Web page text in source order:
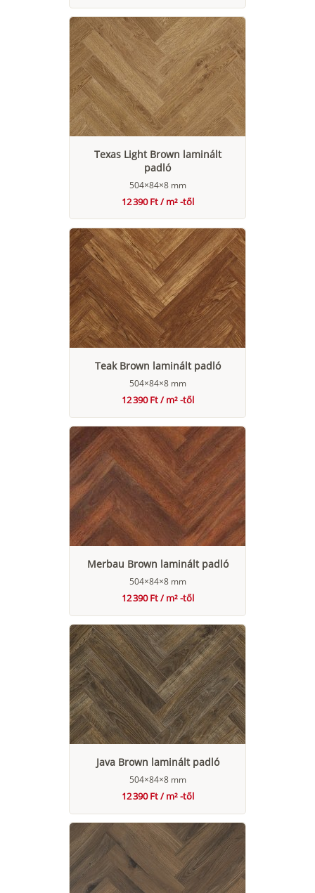
Texas Light Brown laminált
padló
504×84×8 mm
12 390 Ft / m² -től
Teak Brown laminált padló
504×84×8 mm
12 390 Ft / m² -től
Merbau Brown laminált padló
504×84×8 mm
12 390 Ft / m² -től
Java Brown laminált padló
504×84×8 mm
12 390 Ft / m² -től